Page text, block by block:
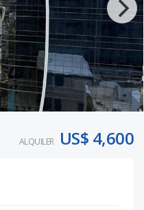
ALQUILER US$ 4,600